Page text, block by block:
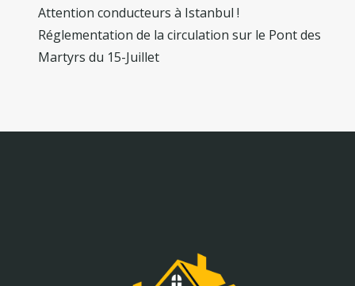
Attention conducteurs à Istanbul !
Réglementation de la circulation sur le Pont des
Martyrs du 15-Juillet